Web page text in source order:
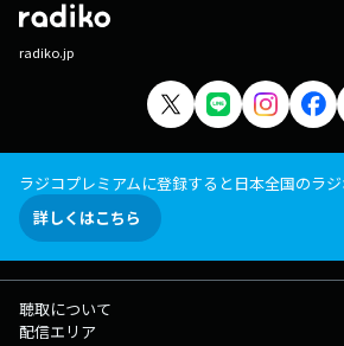
radiko.jp
ラジコプレミアムに登録すると日本全国のラ
詳しくはこちら
聴取について
配信エリア